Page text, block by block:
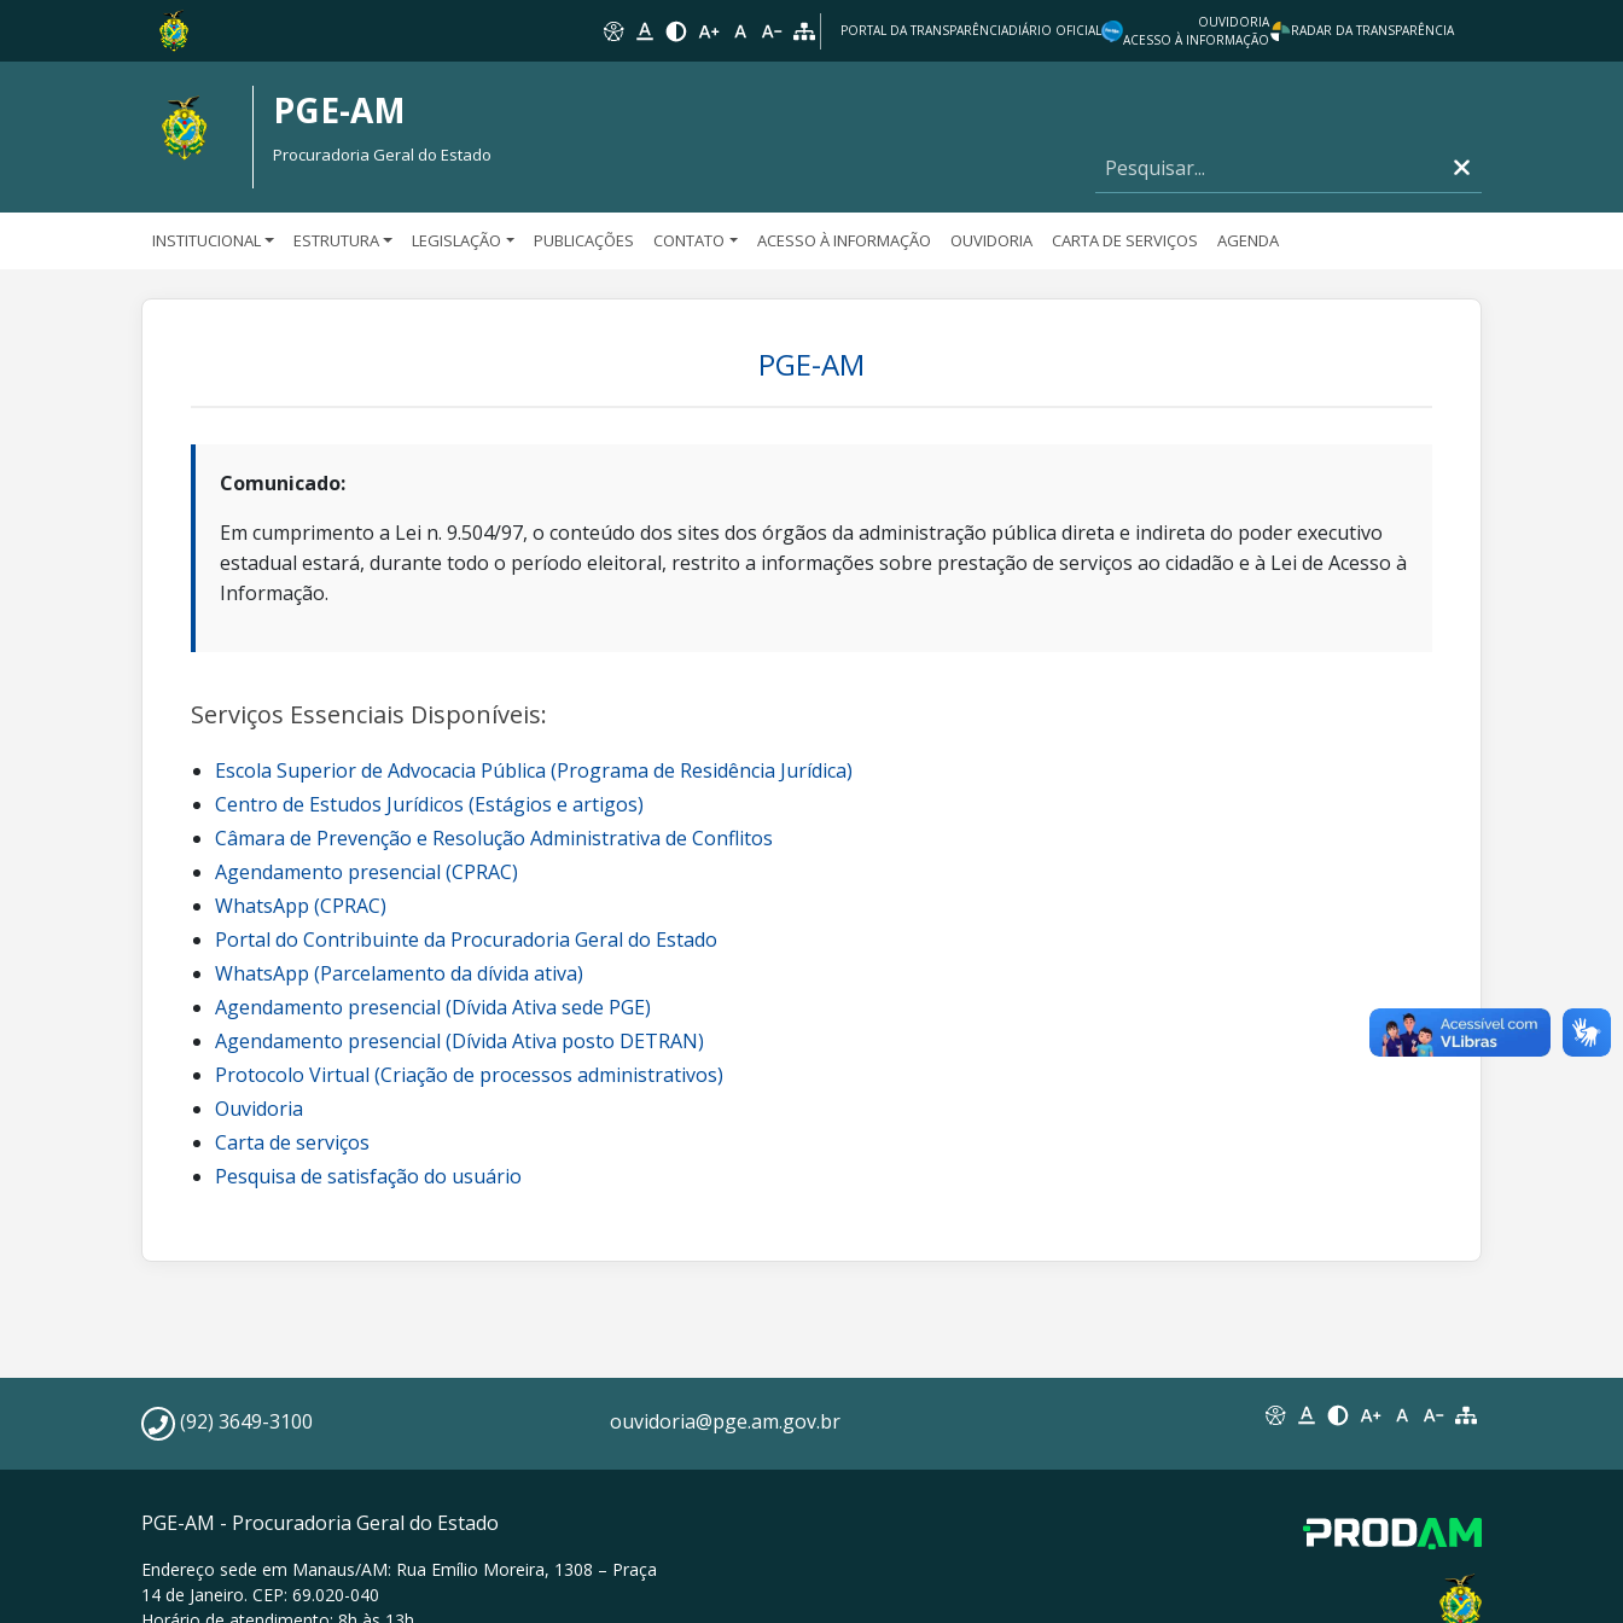
PORTAL DA TRANSPARÊNCIADIÁRIO OFICIAL
OUVIDORIA
ACESSO À INFORMAÇÃO
RADAR DA TRANSPARÊNCIA
PGE-AM
Procuradoria Geral do Estado
INSTITUCIONAL ESTRUTURA LEGISLAÇÃO PUBLICAÇÕES CONTATO ACESSO À INFORMAÇÃO OUVIDORIA CARTA DE SERVIÇOS AGENDA
PGE-AM
Comunicado:
Em cumprimento a Lei n. 9.504/97, o conteúdo dos sites dos órgãos da administração pública direta e indireta do poder executivo
estadual estará, durante todo o período eleitoral, restrito a informações sobre prestação de serviços ao cidadão e à Lei de Acesso à
Informação.
Serviços Essenciais Disponíveis:
Escola Superior de Advocacia Pública (Programa de Residência Jurídica)
Centro de Estudos Jurídicos (Estágios e artigos)
Câmara de Prevenção e Resolução Administrativa de Conflitos
Agendamento presencial (CPRAC)
WhatsApp (CPRAC)
Portal do Contribuinte da Procuradoria Geral do Estado
WhatsApp (Parcelamento da dívida ativa)
Agendamento presencial (Dívida Ativa sede PGE)
Agendamento presencial (Dívida Ativa posto DETRAN)
Protocolo Virtual (Criação de processos administrativos)
Ouvidoria
Carta de serviços
Pesquisa de satisfação do usuário
(92) 3649-3100 ouvidoria@pge.am.gov.br
PGE-AM - Procuradoria Geral do Estado
Endereço sede em Manaus/AM: Rua Emílio Moreira, 1308 – Praça
14 de Janeiro. CEP: 69.020-040